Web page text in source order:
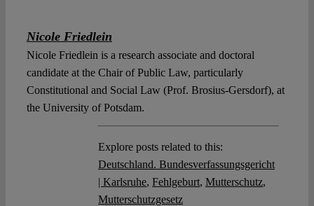
Nicole Friedlein
Nicole Friedlein is a research associate and doctoral
candidate at the Chair of Public Law, particularly
Constitutional and Social Law (Prof. Brosius-Gersdorf), at
the University of Potsdam.
Explore posts related to this:
Deutschland. Bundesverfassungsgericht
| Karlsruhe, Fehlgeburt, Mutterschutz,
Mutterschutzgesetz